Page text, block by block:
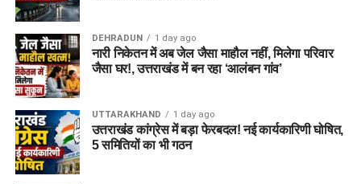
महिलाओं और बच्चों को मिलेगा नया जीवन
आलंबन गांव की यह योजना सिर्फ एक नया भवन या परिसर तैयार करने की
कवायद नहीं है, बल्कि नारी निकेतन में रहने वाली महिलाओं और बच्चों के
प्रति सोच में बदलाव की कोशिश भी है।
अगर यह योजना धरातल पर उतरती है तो संस्थागत जीवन की जगह उन्हें
परिवार जैसा माहौल, बेहतर स्वतंत्रता और सामाजिक वातावरण मिल
सकेगा। इससे बच्चों और महिलाओं के मानसिक और सामाजिक विकास में
DEHRADUN 1 day ago
नारी निकेतन में अब जेल जैसा माहौल नहीं, मिलेगा परिवार
जैसा घर!, उत्तराखंड में बन रहा ‘आलंबन गांव’
UTTARAKHAND 1 day ago
उत्तराखंड कांग्रेस में बड़ा फेरबदल! नई कार्यकारिणी घोषित,
5 समितियों का भी गठन